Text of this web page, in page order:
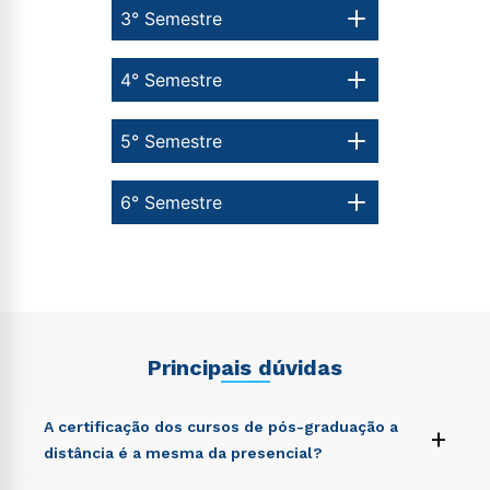
6° Semestre
5° Semestre
4° Semestre
3° Semestre
Principais dúvidas
A certificação dos cursos de pós-graduação a
distância é a mesma da presencial?
+
envio de conteúdos da Cruzeiro do Sul.